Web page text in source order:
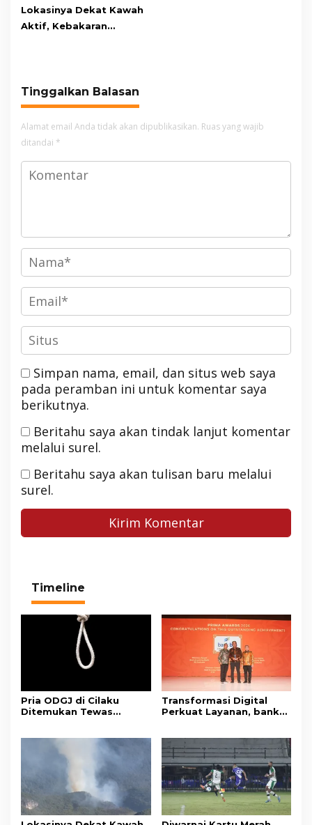
Lokasinya Dekat Kawah
Aktif, Kebakaran
Tinggalkan Balasan
Alamat email Anda tidak akan dipublikasikan. Ruas yang wajib
ditandai *
Simpan nama, email, dan situs web saya
pada peramban ini untuk komentar saya
berikutnya.
Beritahu saya akan tindak lanjut komentar
melalui surel.
Beritahu saya akan tulisan baru melalui
surel.
Timeline
Pria ODGJ di Cilaku
Ditemukan Tewas
Transformasi Digital
Perkuat Layanan, bank
Awards 2026